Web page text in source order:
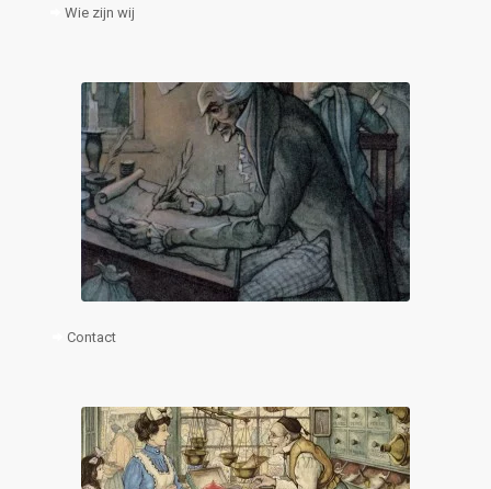
Wie zijn wij
Contact